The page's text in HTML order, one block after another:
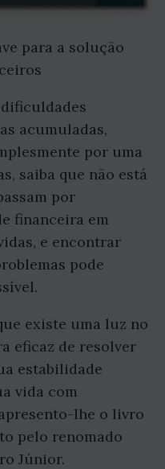
para a solução
acumuladas,
por uma
saiba que não está
por
financeira em
e encontrar
pode
existe uma luz no
eficaz de resolver
estabilidade
vida com
lhe o livro
pelo renomado
Júnior.